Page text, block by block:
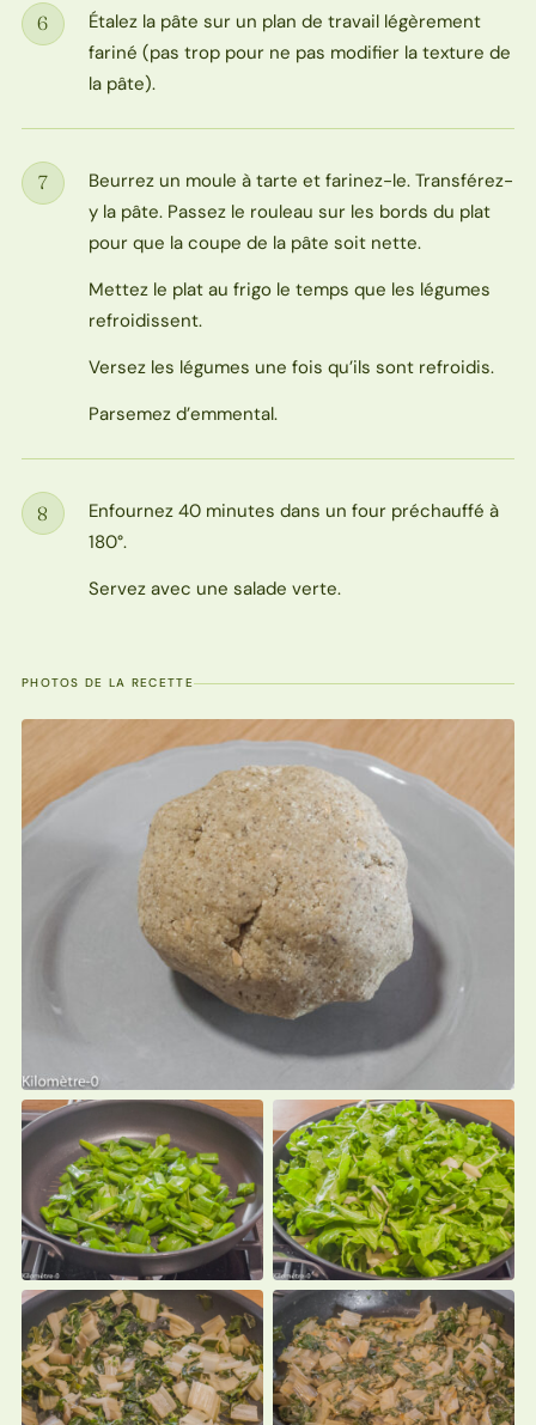
Étape
6
Étalez la pâte sur un plan de travail légèrement
fariné (pas trop pour ne pas modifier la texture de
la pâte).
Étape
7
Beurrez un moule à tarte et farinez-le. Transférez-
y la pâte. Passez le rouleau sur les bords du plat
pour que la coupe de la pâte soit nette.
Mettez le plat au frigo le temps que les légumes
refroidissent.
Versez les légumes une fois qu’ils sont refroidis.
Parsemez d’emmental.
Étape
8
Enfournez 40 minutes dans un four préchauffé à
180°.
Servez avec une salade verte.
PHOTOS DE LA RECETTE